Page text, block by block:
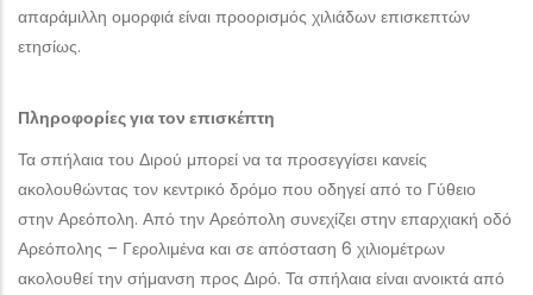
απαράμιλλη ομορφιά είναι προορισμός χιλιάδων επισκεπτών
ετησίως.
Πληροφορίες για τον επισκέπτη
Τα σπήλαια του Διρού μπορεί να τα προσεγγίσει κανείς
ακολουθώντας τον κεντρικό δρόμο που οδηγεί από το Γύθειο
στην Αρεόπολη. Από την Αρεόπολη συνεχίζει στην επαρχιακή οδό
Αρεόπολης – Γερολιμένα και σε απόσταση 6 χιλιομέτρων
ακολουθεί την σήμανση προς Διρό. Τα σπήλαια είναι ανοικτά από